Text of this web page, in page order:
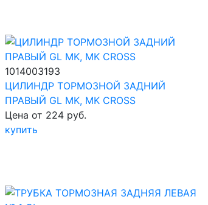
1014003193
ЦИЛИНДР ТОРМОЗНОЙ ЗАДНИЙ
ПРАВЫЙ GL MK, MK CROSS
Цена от 224 руб.
купить